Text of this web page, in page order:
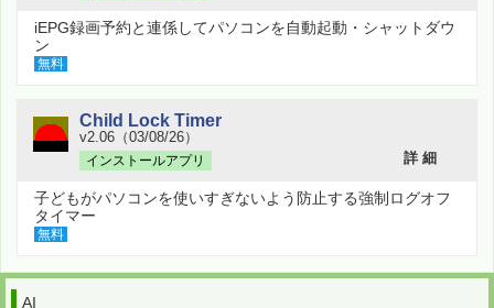
iEPG録画予約と連係してパソコンを自動起動・シャットダウ
ン
無料
Child Lock Timer
v2.06（03/08/26）
インストールアプリ
詳 細
子どもがパソコンを使いすぎないよう防止する強制ログオフ
タイマー
無料
AI